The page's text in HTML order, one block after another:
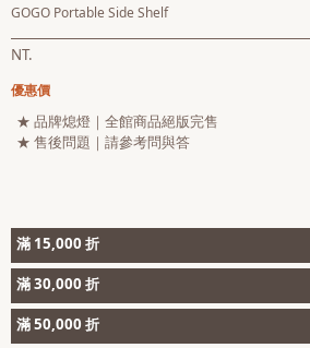
GOGO Portable Side Shelf
NT.
優惠價
★ 品牌熄燈｜全館商品絕版完售
★ 售後問題｜請參考問與答
滿 15,000 折
滿 30,000 折
滿 50,000 折